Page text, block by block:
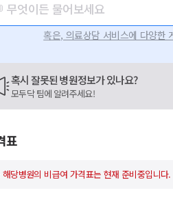
무엇이든 물어보세요
혹은, 의료상담 서비스에 다양한
혹시 잘못된 병원정보가 있나요?
모두닥 팀에 알려주세요!
표
당병원의 비급여 가격표는 현재 준비중입니다.